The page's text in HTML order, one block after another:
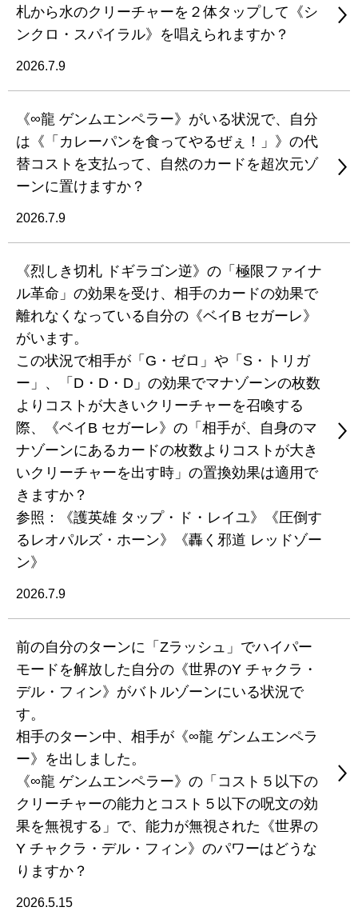
札から水のクリーチャーを２体タップして《シ
ンクロ・スパイラル》を唱えられますか？
2026.7.9
《∞龍 ゲンムエンペラー》がいる状況で、自分
は《「カレーパンを食ってやるぜぇ！」》の代
替コストを支払って、自然のカードを超次元ゾ
ーンに置けますか？
2026.7.9
《烈しき切札 ドギラゴン逆》の「極限ファイナ
ル革命」の効果を受け、相手のカードの効果で
離れなくなっている自分の《ベイB セガーレ》
がいます。
この状況で相手が「G・ゼロ」や「S・トリガ
ー」、「D・D・D」の効果でマナゾーンの枚数
よりコストが大きいクリーチャーを召喚する
際、《ベイB セガーレ》の「相手が、自身のマ
ナゾーンにあるカードの枚数よりコストが大き
いクリーチャーを出す時」の置換効果は適用で
きますか？
参照：《護英雄 タップ・ド・レイユ》《圧倒す
るレオパルズ・ホーン》《轟く邪道 レッドゾー
ン》
2026.7.9
前の自分のターンに「Zラッシュ」でハイパー
モードを解放した自分の《世界のY チャクラ・
デル・フィン》がバトルゾーンにいる状況で
す。
相手のターン中、相手が《∞龍 ゲンムエンペラ
ー》を出しました。
《∞龍 ゲンムエンペラー》の「コスト５以下の
クリーチャーの能力とコスト５以下の呪文の効
果を無視する」で、能力が無視された《世界の
Y チャクラ・デル・フィン》のパワーはどうな
りますか？
2026.5.15